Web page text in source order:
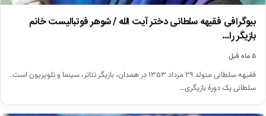
بیوگرافی فقیهه سلطانی دختر آیت الله / شوهر فوتبالیست خانم
بازیگر را…
۵ ماه قبل
فقیهه سلطانی متولد ۲۹ مرداد ۱۳۵۳ در همدان، بازیگر تئاتر، سینما و تلویزیون است.
سلطانی یک دورهٔ بازیگری…